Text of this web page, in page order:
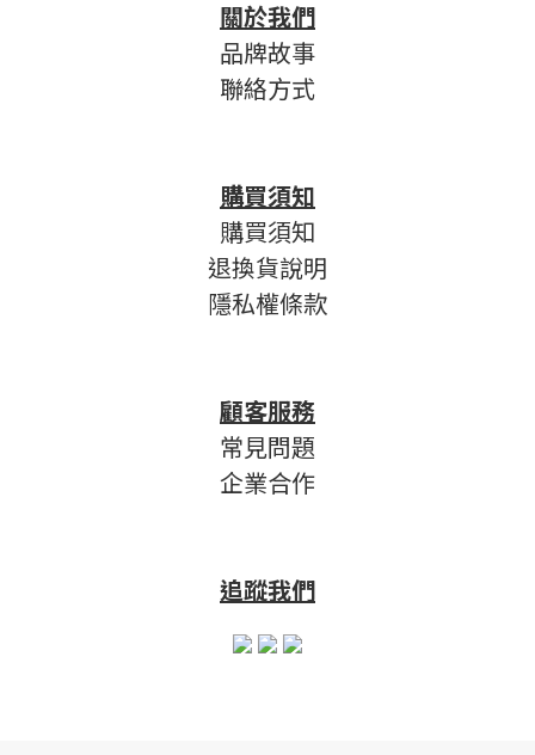
關於我們
品牌故事
聯絡方式
購買須知
購買須知
退換貨說明
隱私權條款
顧客服務
常見問題
企業合作
追蹤我們